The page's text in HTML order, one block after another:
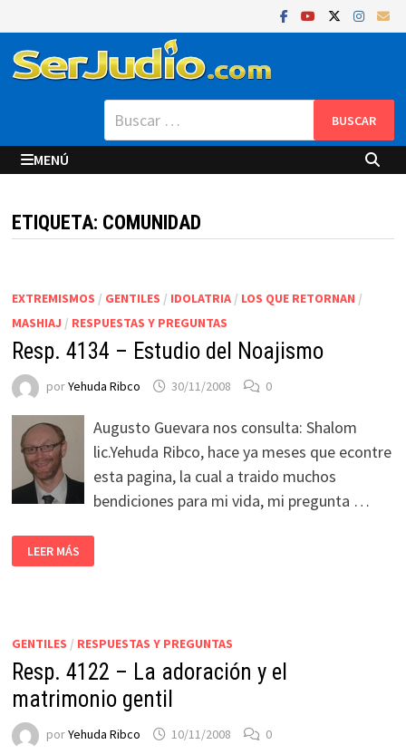
al
contenido
Buscar:
MENÚ
ETIQUETA: COMUNIDAD
EXTREMISMOS / GENTILES / IDOLATRIA/ LOS QUE RETORNAN /
MASHIAJ / RESPUESTAS Y PREGUNTAS
Resp. 4134 – Estudio del Noajismo
porYehuda Ribco 30/11/2008 0
Augusto Guevara nos consulta: Shalom
lic.Yehuda Ribco, hace ya meses que econtre
esta pagina, la cual a traido muchos
bendiciones para mi vida, mi pregunta …
LEER MÁS
GENTILES / RESPUESTAS Y PREGUNTAS
Resp. 4122 – La adoración y el
matrimonio gentil
porYehuda Ribco 10/11/2008 0